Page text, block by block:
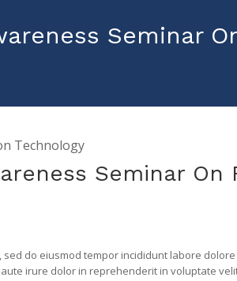
Seminar
Technology
Seminar On
sed do eiusmod tempor incididunt labore
irure dolor in reprehenderit in voluptate